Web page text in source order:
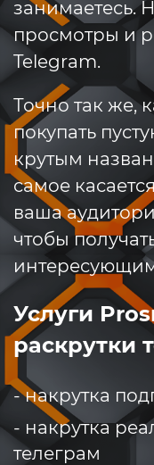
занимаетесь.
просмотры и
Telegram.
Точно так же,
покупать
крутым
самое
ваша
чтобы
Услуги
раскрутки
- накрутка
- накрутка
телеграм